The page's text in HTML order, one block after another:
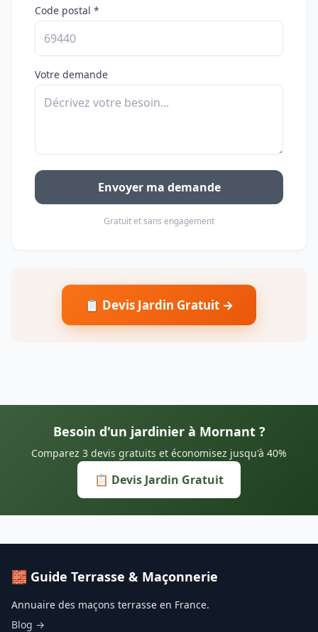
Code postal *
Votre demande
Envoyer ma demande
Gratuit et sans engagement
📋 Devis Jardin Gratuit →
Besoin d'un jardinier à Mornant ?
Comparez 3 devis gratuits et économisez jusqu'à 40%
📋 Devis Jardin Gratuit
🧱 Guide Terrasse & Maçonnerie
Annuaire des maçons terrasse en France.
Blog →